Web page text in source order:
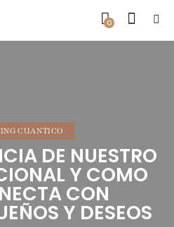
0
CUANTICO
DE NUESTRO
Y COMO
CON
Y DESEOS